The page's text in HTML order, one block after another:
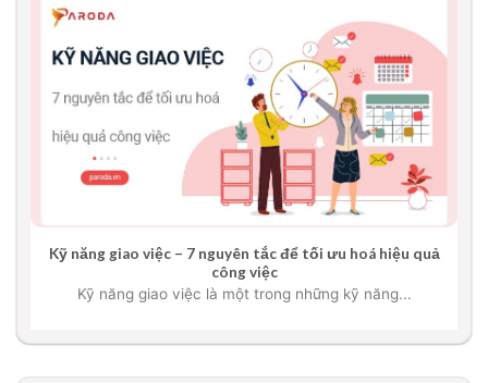
Kỹ năng giao việc – 7 nguyên tắc để tối ưu hoá hiệu quả
công việc
Kỹ năng giao việc là một trong những kỹ năng...